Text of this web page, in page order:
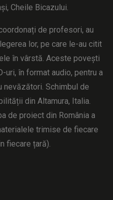
Cheile Bicazului.
de profesori, au
lor, pe care le-au citit
în vârstă. Aceste povești
în format audio, pentru a
Schimbul de
din Altamura, Italia.
de proiect din România a
trimise de fiecare
fiecare țară).